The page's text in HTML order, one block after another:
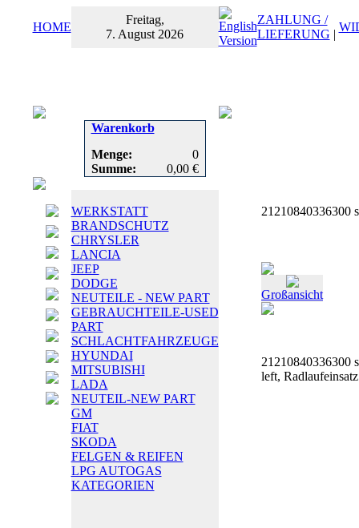
HOME
Freitag,
7. August 2026
ZAHLUNG /
LIEFERUNG |
Warenkorb
Menge:
0
Summe:
0,00 €
WERKSTATT
BRANDSCHUTZ
CHRYSLER
LANCIA
JEEP
DODGE
NEUTEILE - NEW PART
GEBRAUCHTEILE-USED
PART
SCHLACHTFAHRZEUGE
HYUNDAI
MITSUBISHI
LADA
NEUTEIL-NEW PART
GM
FIAT
SKODA
FELGEN & REIFEN
LPG AUTOGAS
KATEGORIEN
21210840336300
Großansicht
21210840336300
left,